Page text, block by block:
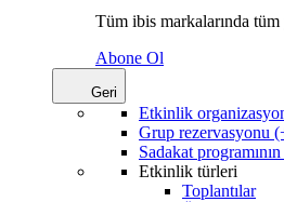
Tüm ibis markalarında
Abone Ol
Geri
Etkinlik
Grup rezervasyonu
Sadakat
Etkinlik türleri
Toplantılar